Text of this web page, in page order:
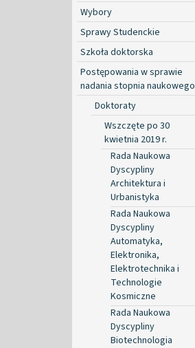
Wybory
Sprawy Studenckie
Szkoła doktorska
Postępowania w sprawie
nadania stopnia naukowego
Doktoraty
Wszczęte po 30
kwietnia 2019 r.
Rada Naukowa
Dyscypliny
Architektura i
Urbanistyka
Rada Naukowa
Dyscypliny
Automatyka,
Elektronika,
Elektrotechnika i
Technologie
Kosmiczne
Rada Naukowa
Dyscypliny
Biotechnologia